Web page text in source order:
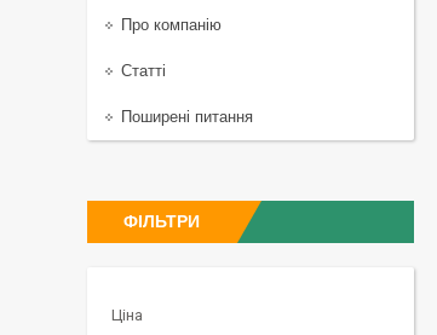
Про компанію
Статті
Поширені питання
ФІЛЬТРИ
Ціна